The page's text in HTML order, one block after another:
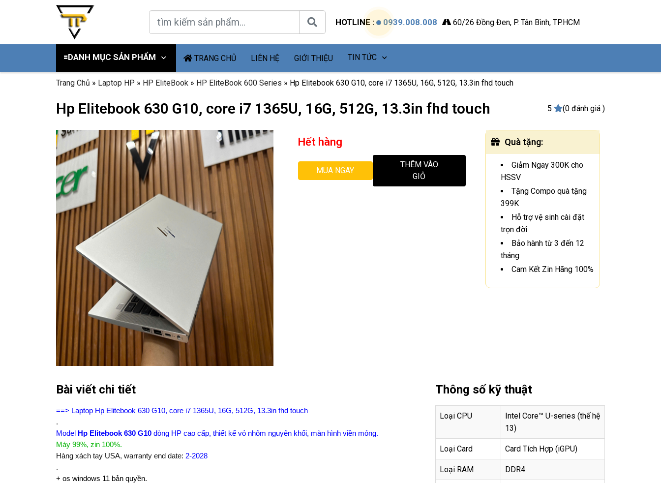
HOTLINE : 0939.008.008 60/26 Đồng Đen, P. Tân Bình, TP.HCM
🟰DANH MỤC SẢN PHẨM TRANG CHỦ LIÊN HỆ GIỚI THIỆU TIN TỨC
Trang Chủ » Laptop HP » HP EliteBook » HP EliteBook 600 Series » Hp Elitebook 630 G10, core i7 1365U, 16G, 512G, 13.3in fhd touch
Hp Elitebook 630 G10, core i7 1365U, 16G, 512G, 13.3in fhd touch 5 (0 đánh giá )
Hết hàng
MUA NGAY
THÊM VÀO
GIỎ
Quà tặng:
Giảm Ngay 300K cho
HSSV
Tặng Compo quà tặng
399K
Hỗ trợ vệ sinh cài đặt
trọn đời
Bảo hành từ 3 đến 12
tháng
Cam Kết Zin Hãng 100%
Bài viết chi tiết
==> Laptop Hp Elitebook 630 G10, core i7 1365U, 16G, 512G, 13.3in fhd touch
.
Model
Hp Elitebook 630 G10 dòng HP cao cấp, thiết kế vỏ nhôm nguyên khối, màn hình viền mỏng.
Máy 99%, zin 100%.
Hàng xách tay USA, warranty end date: 2-2028
.
+ os windows 11 bản quyền.
Thông số kỹ thuật
Loại CPU
Intel Core™ U-series (thế hệ
13)
Loại Card Card Tích Hợp (iGPU)
Loại RAM DDR4